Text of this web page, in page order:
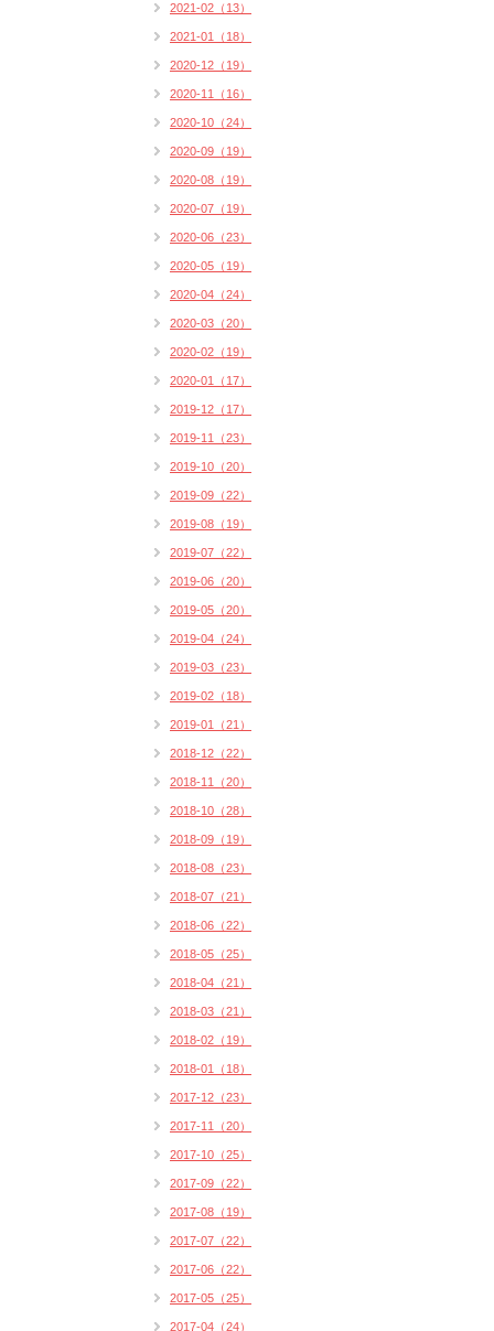
2021-02（13）
2021-01（18）
2020-12（19）
2020-11（16）
2020-10（24）
2020-09（19）
2020-08（19）
2020-07（19）
2020-06（23）
2020-05（19）
2020-04（24）
2020-03（20）
2020-02（19）
2020-01（17）
2019-12（17）
2019-11（23）
2019-10（20）
2019-09（22）
2019-08（19）
2019-07（22）
2019-06（20）
2019-05（20）
2019-04（24）
2019-03（23）
2019-02（18）
2019-01（21）
2018-12（22）
2018-11（20）
2018-10（28）
2018-09（19）
2018-08（23）
2018-07（21）
2018-06（22）
2018-05（25）
2018-04（21）
2018-03（21）
2018-02（19）
2018-01（18）
2017-12（23）
2017-11（20）
2017-10（25）
2017-09（22）
2017-08（19）
2017-07（22）
2017-06（22）
2017-05（25）
2017-04（24）